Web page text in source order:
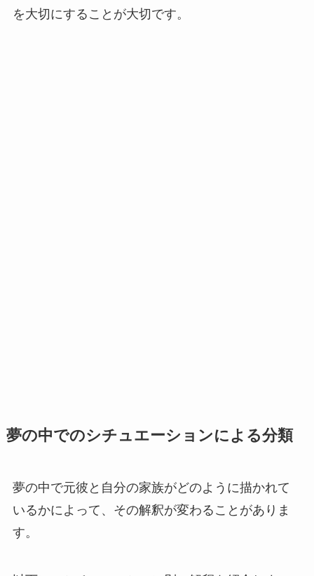
を大切にすることが大切です。
夢の中でのシチュエーションによる分類
夢の中で元彼と自分の家族がどのように描かれて
いるかによって、その解釈が変わることがありま
す。